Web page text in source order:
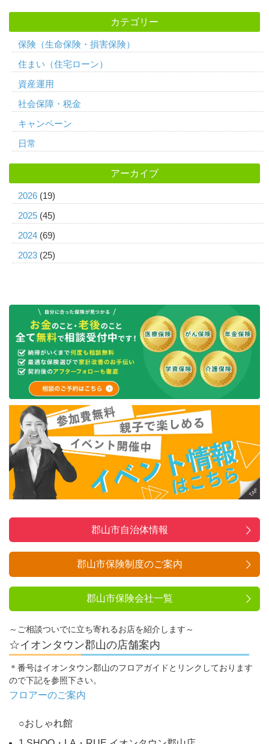
カテゴリー
保険（生命保険・損害保険）
住まい（住宅ローン）
資産運用
社会保障・税金
キャンペーン
日常
アーカイブ
2026 (19)
2025 (45)
2024 (69)
2023 (25)
郡山市自治体情報
郡山市保険制度のご案内
郡山市保険会社一覧
～ご相談ついでに立ち寄れるお店を紹介します～
☆イオンタウン郡山の店舗案内
＊番号はイオンタウン郡山のフロアガイドとリンクしております
ので下記を参照下さい。
フロアーのご案内
○おしゃれ館